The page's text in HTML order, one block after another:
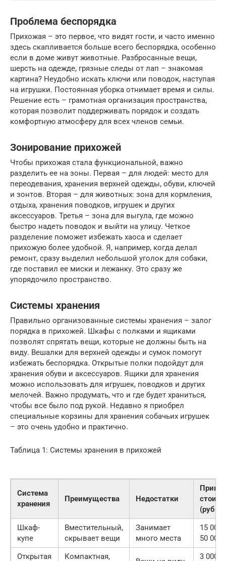
Проблема беспорядка
Прихожая – это первое, что видят гости, и часто именно
здесь скапливается больше всего беспорядка, особенно
если в доме живут животные. Разбросанные вещи,
шерсть на одежде, грязные следы от лап – знакомая
картина? Неудобно искать ключи или поводок, наступая
на игрушки. Постоянная уборка отнимает время и силы.
Решение есть – грамотная организация пространства,
которая позволит поддерживать порядок и создать
комфортную атмосферу для всех членов семьи.
Зонирование прихожей
Чтобы прихожая стала функциональной, важно
разделить ее на зоны. Первая – для людей: место для
переодевания, хранения верхней одежды, обуви, ключей
и зонтов. Вторая – для животных: зона для кормления,
отдыха, хранения поводков, игрушек и других
аксессуаров. Третья – зона для выгула, где можно
быстро надеть поводок и выйти на улицу. Четкое
разделение поможет избежать хаоса и сделает
прихожую более удобной. Я, например, когда делал
ремонт, сразу выделил небольшой уголок для собаки,
где поставил ее миски и лежанку. Это сразу же
упорядочило пространство.
Системы хранения
Правильно организованные системы хранения – залог
порядка в прихожей. Шкафы с полками и ящиками
позволят спрятать вещи, которые не должны быть на
виду. Вешалки для верхней одежды и сумок помогут
избежать беспорядка. Открытые полки подойдут для
хранения обуви и аксессуаров. Ящики для хранения
можно использовать для игрушек, поводков и других
мелочей. Важно продумать, что и где будет храниться,
чтобы все было под рукой. Недавно я приобрел
специальные корзины для хранения собачьих игрушек
– это очень удобно и практично.
Таблица 1: Системы хранения в прихожей
Система
хранения
Преимущества Недостатки
(руб.)
Шкаф-
купе
Вместительный,
скрывает вещи
Занимает
много места
15 000
50 000
Открытая
Компактная,
3 000